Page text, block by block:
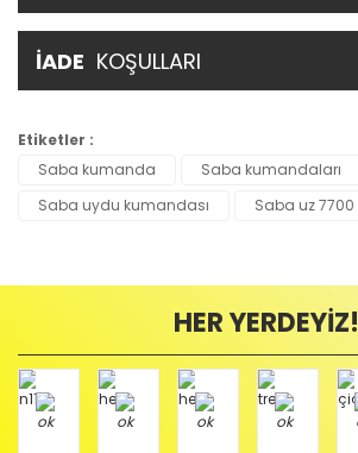
İADE KOŞULLARI
Etiketler :
Saba kumanda
Saba kumandaları
Saba uydu kumandası
Saba uz 7700
HER YERDEYİZ!